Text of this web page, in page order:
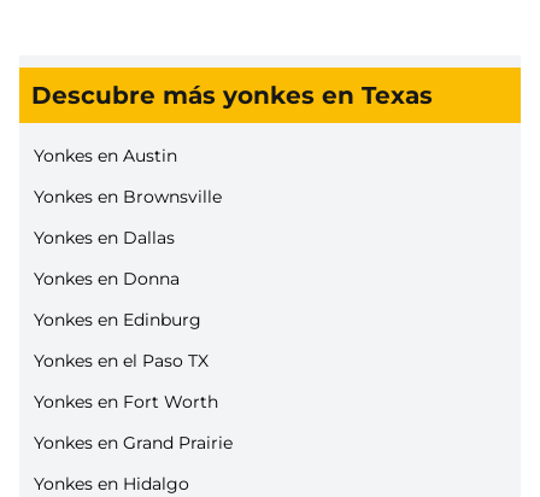
Descubre más yonkes en Texas
Yonkes en Austin
Yonkes en Brownsville
Yonkes en Dallas
Yonkes en Donna
Yonkes en Edinburg
Yonkes en el Paso TX
Yonkes en Fort Worth
Yonkes en Grand Prairie
Yonkes en Hidalgo